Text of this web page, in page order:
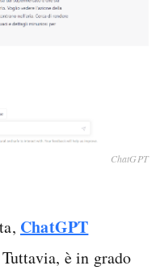
ChatGPT
ChatGPT
è in grado